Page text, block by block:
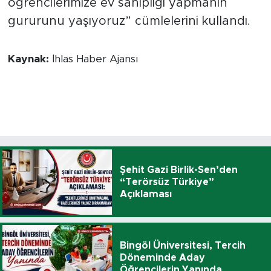
öğrencilerimize ev sahipliği yapmanın
gururunu yaşıyoruz” cümlelerini kullandı.
Kaynak: İhlas Haber Ajansı
Şehit Gazi Birlik-Sen’den
“Terörsüz Türkiye”
Açıklaması
Bingöl Üniversitesi, Tercih
Döneminde Aday